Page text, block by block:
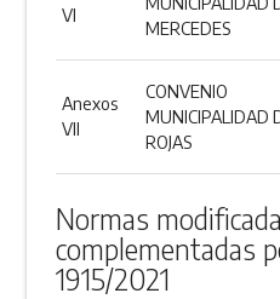
VI
MERCEDES
Anexos
VII
CONVENIO
MUNICIPALIDAD
ROJAS
Normas
complementadas
1915/2021